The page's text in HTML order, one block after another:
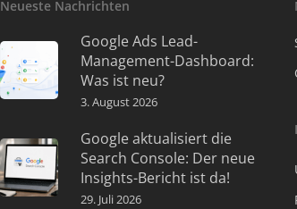
Neueste Nachrichten
Google Ads Lead-
Management-Dashboard:
Was ist neu?
3. August 2026
Google aktualisiert die
Search Console: Der neue
Insights-Bericht ist da!
29. Juli 2026